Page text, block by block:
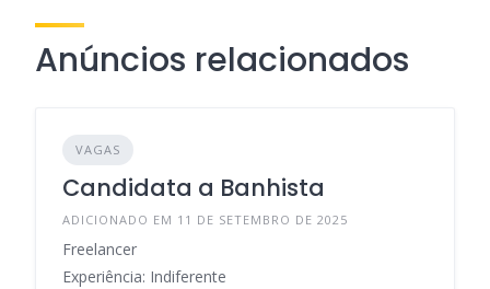
Anúncios relacionados
VAGAS
Candidata a Banhista
ADICIONADO EM 11 DE SETEMBRO DE 2025
Freelancer
Experiência: Indiferente